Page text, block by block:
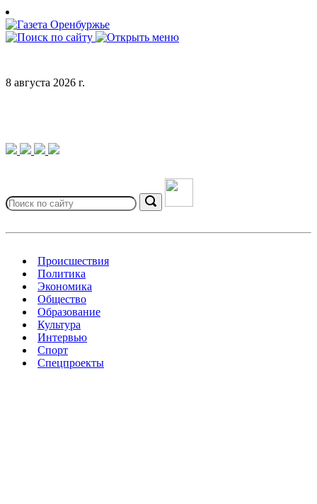
Skip
to
content
8 августа 2026 г.
for:
Search
Происшествия
Политика
Экономика
Общество
Образование
Культура
Интервью
Спорт
Спецпроекты